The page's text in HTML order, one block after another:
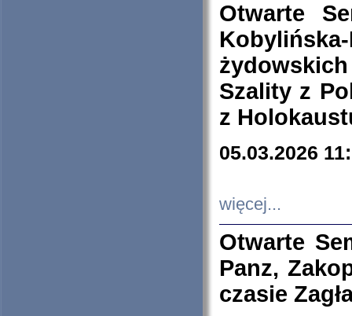
Otwarte
Szality z
z
05.03.2026
więcej...
Otwarte
Panz,
czasie